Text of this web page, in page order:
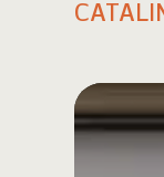
Reproductor
de
vídeo